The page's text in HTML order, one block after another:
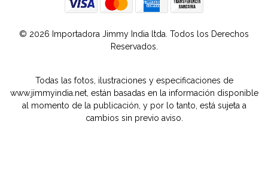
© 2026 Importadora Jimmy India ltda. Todos los Derechos
Reservados.
Todas las fotos, ilustraciones y especificaciones de
www.jimmyindia.net, están basadas en la información disponible
al momento de la publicación, y por lo tanto, está sujeta a
cambios sin previo aviso.